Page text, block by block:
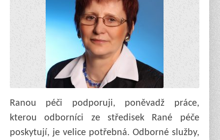
Ranou péči podporuji, poněvadž práce,
kterou odborníci ze středisek Rané péče
poskytují, je velice potřebná. Odborné služby,